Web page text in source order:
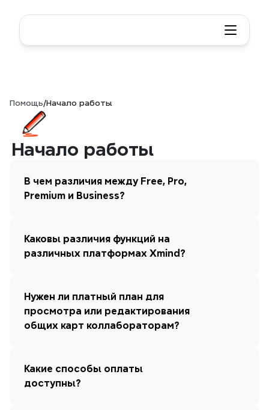
Помощь/Начало работы
Начало работы
В чем различия между Free, Pro,
Premium и Business?
Каковы различия функций на
различных платформах Xmind?
Нужен ли платный план для
просмотра или редактирования
общих карт коллабораторам?
Какие способы оплаты
доступны?